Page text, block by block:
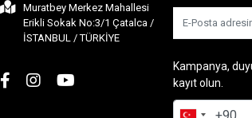
Muratbey Merkez Mahallesi
Erikli Sokak No:3/1 Çatalca /
İSTANBUL / TÜRKİYE
Kampanya,
kayıt olun.